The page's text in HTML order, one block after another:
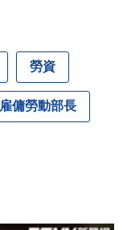
勞資
雇傭勞動部長